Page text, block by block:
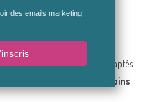
votre avis
de peau et choisir les soins